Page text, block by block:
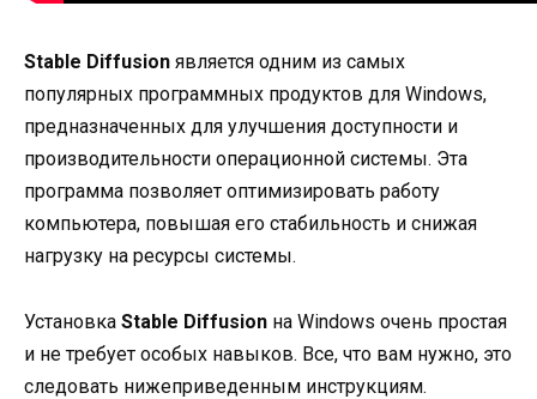
Stable Diffusion является одним из самых
популярных программных продуктов для Windows,
предназначенных для улучшения доступности и
производительности операционной системы. Эта
программа позволяет оптимизировать работу
компьютера, повышая его стабильность и снижая
нагрузку на ресурсы системы.
Установка Stable Diffusion на Windows очень простая
и не требует особых навыков. Все, что вам нужно, это
следовать нижеприведенным инструкциям.